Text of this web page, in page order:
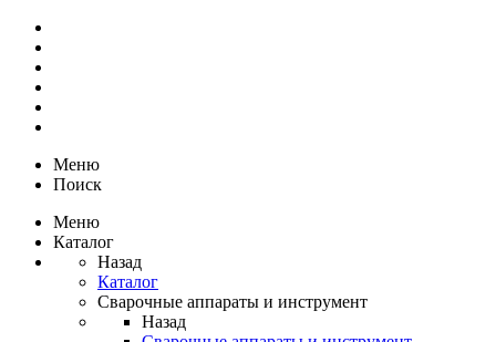
Меню
Поиск
Меню
Каталог
Назад
Каталог
Сварочные аппараты и инструмент
Назад